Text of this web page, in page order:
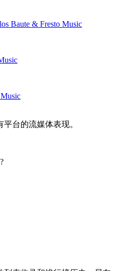
Baute & Fresto Music
台的流媒体表现。